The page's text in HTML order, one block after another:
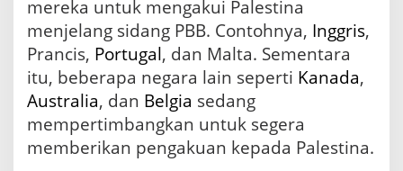
mereka untuk mengakui Palestina
menjelang sidang PBB. Contohnya, Inggris,
Prancis, Portugal, dan Malta. Sementara
itu, beberapa negara lain seperti Kanada
Australia, dan Belgia sedang
mempertimbangkan untuk segera
memberikan pengakuan kepada Palestina.